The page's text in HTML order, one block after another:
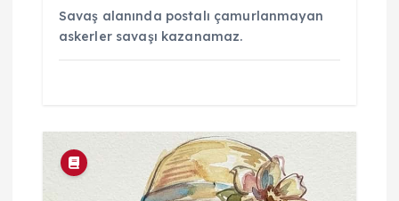
Savaş alanında postalı çamurlanmayan
askerler savaşı kazanamaz.